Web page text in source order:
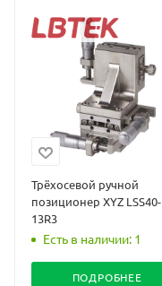
Трёхосевой ручной
позиционер XYZ LSS40-
13R3
Есть в наличии: 1
ПОДРОБНЕЕ